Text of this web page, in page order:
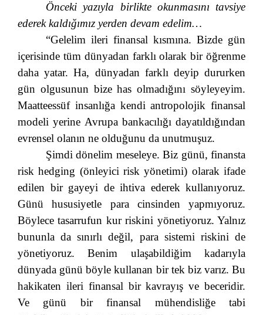
Önceki yazıyla birlikte okunmasını tavsiye
ederek kaldığımız yerden devam edelim…
“Gelelim ileri finansal kısmına. Bizde gün
içerisinde tüm dünyadan farklı olarak bir öğrenme
daha yatar. Ha, dünyadan farklı deyip dururken
gün olgusunun bize has olmadığını söyleyeyim.
Maatteessüf insanlığa kendi antropolojik finansal
modeli yerine Avrupa bankacılığı dayatıldığından
evrensel olanın ne olduğunu da unutmuşuz.
Şimdi dönelim meseleye. Biz günü, finansta
risk hedging (önleyici risk yönetimi) olarak ifade
edilen bir gayeyi de ihtiva ederek kullanıyoruz.
Günü hususiyetle para cinsinden yapmıyoruz.
Böylece tasarrufun kur riskini yönetiyoruz. Yalnız
bununla da sınırlı değil, para sistemi riskini de
yönetiyoruz. Benim ulaşabildiğim kadarıyla
dünyada günü böyle kullanan bir tek biz varız. Bu
hakikaten ileri finansal bir kavrayış ve beceridir.
Ve günü bir finansal mühendisliğe tabi